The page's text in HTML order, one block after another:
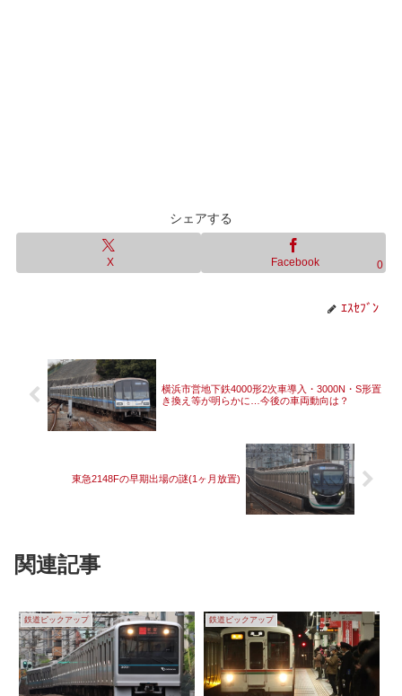
シェアする
X Facebook 0
ｴｽｾﾌﾞﾝ
横浜市営地下鉄4000形2次車導入・3000N・S形置
き換え等が明らかに…今後の車両動向は？
東急2148Fの早期出場の謎(1ヶ月放置)
関連記事
鉄道ピックアップ 鉄道ピックアップ